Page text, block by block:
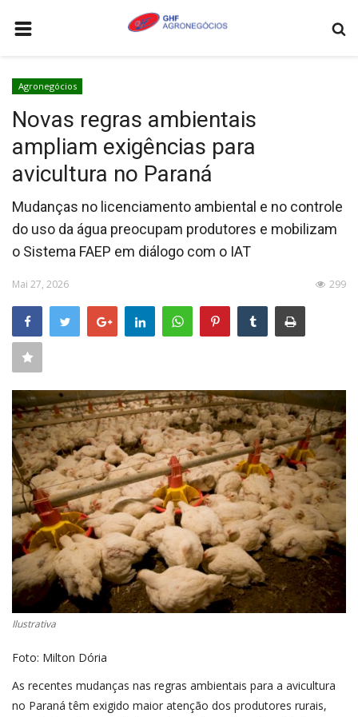
AGRONEGÓCIOS
LEILÕES
FEIRAS E EVENTOS
COTAÇÕES
COMO ANUNCIAR
COLUNISTA
QUEM SOMOS
CONTATO
CONECTE-SE
REGISTO
Agronegócios
Novas regras ambientais
ampliam exigências para
avicultura no Paraná
Mudanças no licenciamento ambiental e no controle
do uso da água preocupam produtores e mobilizam
o Sistema FAEP em diálogo com o IAT
Mai 27, 2026 299
Ilustrativa
Foto: Milton Dória
As recentes mudanças nas regras ambientais para a avicultura
no Paraná têm exigido maior atenção dos produtores rurais,